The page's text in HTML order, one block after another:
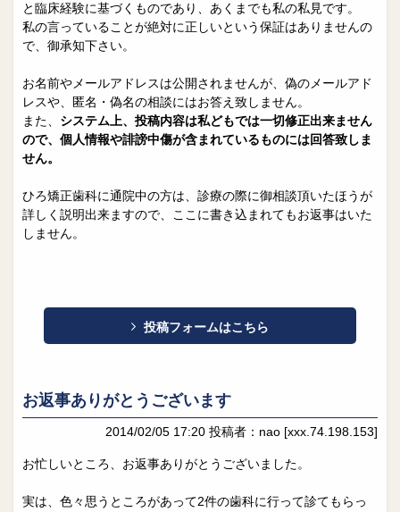
MAILはこちら
と臨床経験に基づくものであり、あくまでも私の私見です。
私の言っていることが絶対に正しいという保証はありませんの
で、御承知下さい。
お名前やメールアドレスは公開されませんが、偽のメールアド
レスや、匿名・偽名の相談にはお答え致しません。
また、 システム上、投稿内容は私どもでは一切修正出来ません
ので、個人情報や誹謗中傷が含まれているものには回答致しま
せん。
ひろ矯正歯科に通院中の方は、診療の際に御相談頂いたほうが
詳しく説明出来ますので、ここに書き込まれてもお返事はいた
しません。
投稿フォームはこちら
お返事ありがとうございます
2014/02/05 17:20 投稿者：nao [xxx.74.198.153]
お忙しいところ、お返事ありがとうございました。
実は、色々思うところがあって2件の歯科に行って診てもらっ